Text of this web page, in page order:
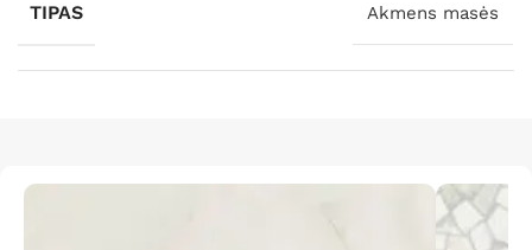
TIPAS Akmens masės